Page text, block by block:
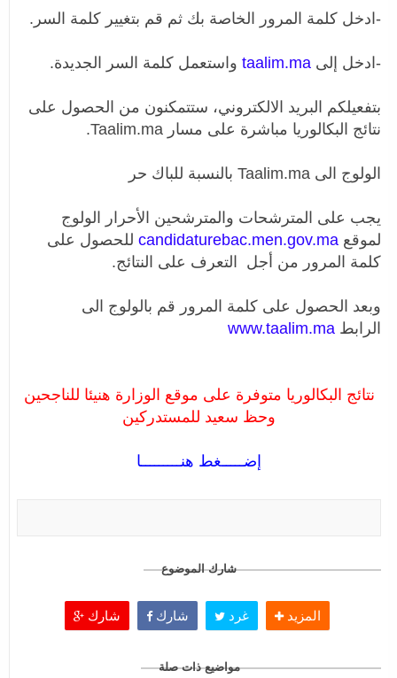
-ادخل كلمة المرور الخاصة بك ثم قم بتغيير كلمة السر.
-ادخل إلى taalim.ma واستعمل كلمة السر الجديدة.
بتفعيلكم البريد الالكتروني، ستتمكنون من الحصول على
نتائج البكالوريا مباشرة على مسار Taalim.ma.
الولوج الى Taalim.ma بالنسبة للباك حر
يجب على المترشحات والمترشحين الأحرار الولوج
لموقع candidaturebac.men.gov.ma للحصول على
كلمة المرور من أجل التعرف على النتائج.
وبعد الحصول على كلمة المرور قم بالولوج الى
الرابط www.taalim.ma
نتائج البكالوريا متوفرة على موقع الوزارة هنيئا للناجحين
وحظ سعيد للمستدركين
إضـــــغط هنـــــــــا
شارك الموضوع
شارك شارك غرد المزيد
مواضيع ذات صلة